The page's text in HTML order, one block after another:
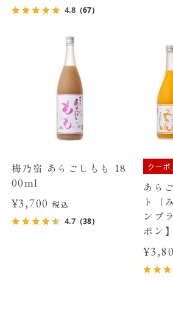
4.8（67）
梅乃宿 あらごしもも 18
00ml
¥3,700税込
4.7（38）
クーポ
あら
ト（
ンブ
ポン】